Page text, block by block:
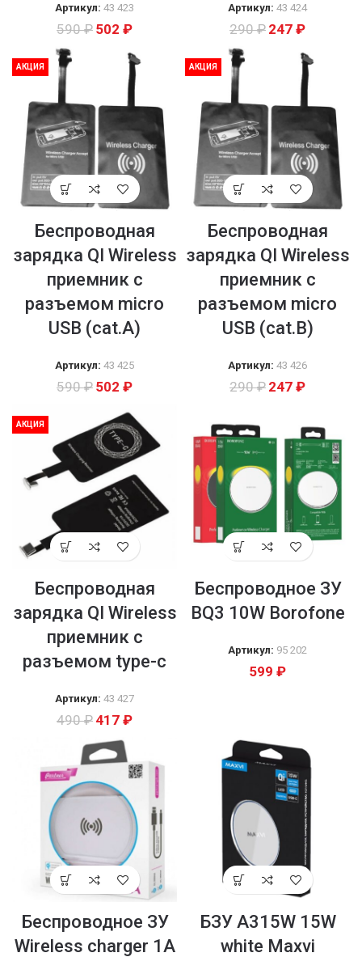
Артикул: 43 423
590₽ 502 ₽
Артикул: 43 424
290₽ 247 ₽
АКЦИЯ
Беспроводная
зарядка QI Wireless
приемник с
разъемом micro
USB (cat.A)
Артикул: 43 425
590₽ 502 ₽
АКЦИЯ
Беспроводная
зарядка QI Wireless
приемник с
разъемом micro
USB (cat.B)
Артикул: 43 426
290₽ 247 ₽
АКЦИЯ
Беспроводная
зарядка QI Wireless
приемник с
разъемом type-c
Артикул: 43 427
490₽ 417 ₽
Беспроводное ЗУ
BQ3 10W Borofone
Артикул: 95 202
599 ₽
Беспроводное ЗУ
Wireless charger 1A
БЗУ A315W 15W
white Maxvi